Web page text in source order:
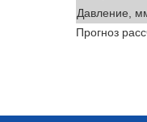
Давление,
Прогноз